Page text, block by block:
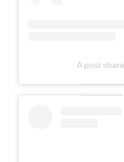
A post